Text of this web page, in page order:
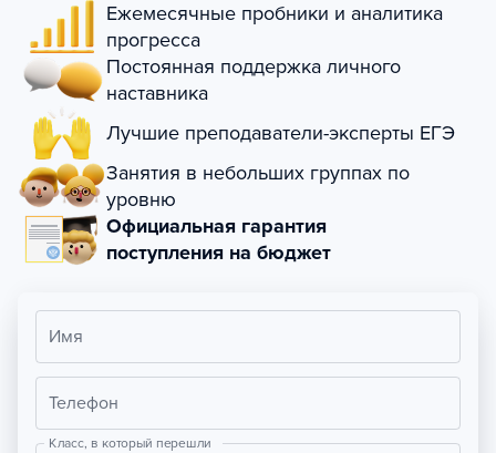
Ежемесячные пробники и аналитика
прогресса
Постоянная поддержка личного
наставника
Лучшие преподаватели-эксперты ЕГЭ
Занятия в небольших группах по
уровню
Официальная гарантия
поступления на бюджет
Имя
Телефон
Класс, в который перешли